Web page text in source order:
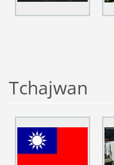
Tchajwan